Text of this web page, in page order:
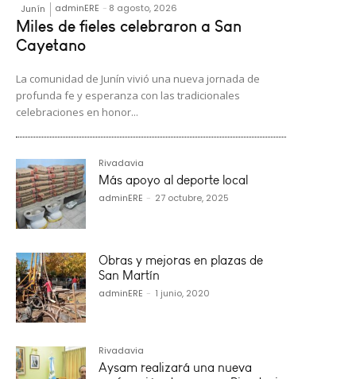
Junín adminERE - 8 agosto, 2026
Miles de fieles celebraron a San
Cayetano
La comunidad de Junín vivió una nueva jornada de
profunda fe y esperanza con las tradicionales
celebraciones en honor...
Rivadavia
Más apoyo al deporte local
adminERE - 27 octubre, 2025
Obras y mejoras en plazas de
San Martín
adminERE - 1 junio, 2020
Rivadavia
Aysam realizará una nueva